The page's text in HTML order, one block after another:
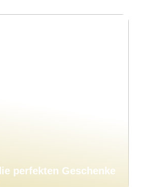
perfekten Geschenke